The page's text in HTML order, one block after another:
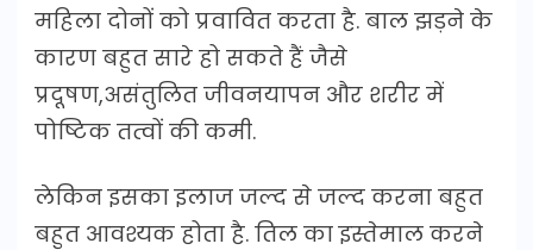
महिला दोनों को प्रवावित करता है. बाल झड़ने के
कारण बहुत सारे हो सकते हैं जैसे
प्रदूषण,असंतुलित जीवनयापन और शरीर में
पोष्टिक तत्वों की कमी.
लेकिन इसका इलाज जल्द से जल्द करना बहुत
बहुत आवश्यक होता है. तिल का इस्तेमाल करने